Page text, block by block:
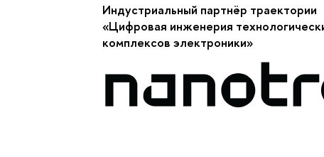
Индустриальный партнёр траектории
«Цифровая инженерия
комплексов электроники»